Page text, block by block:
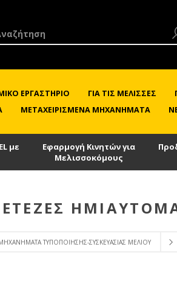
ΕΡΓΑΣΤΉΡΙΟ ΓΙΑ ΤΙΣ ΜΈΛΙΣΣΕΣ
ΜΕΤΑΧΕΙΡΙΣΜΈΝΑ ΜΗΧΑΝΉΜΑΤΑ
με
Εφαρμογή Κινητών για
Μελισσοκόμους
ΤΥΠΟΠΟΊΗΣΗΣ-ΣΥΣΚΕΥΑΣΊΑΣ ΜΕΛΙΟΎ